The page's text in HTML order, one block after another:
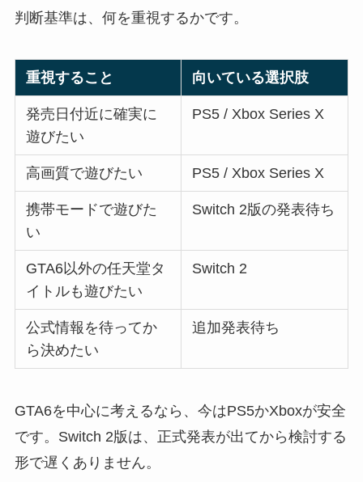
判断基準は、何を重視するかです。
重視すること 向いている選択肢
発売日付近に確実に
遊びたい
PS5 / Xbox Series X
高画質で遊びたい PS5 / Xbox Series X
携帯モードで遊びた
い
Switch 2版の発表待ち
GTA6以外の任天堂タ
イトルも遊びたい
Switch 2
公式情報を待ってか
ら決めたい
追加発表待ち
GTA6を中心に考えるなら、今はPS5かXboxが安全
です。Switch 2版は、正式発表が出てから検討する
形で遅くありません。